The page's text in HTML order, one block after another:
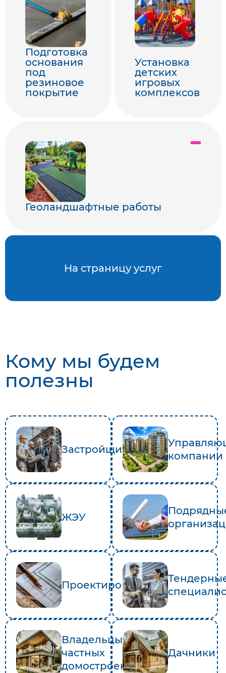
Подготовка
основания
под
резиновое
покрытие
Установка
детских
игровых
комплексов
Геоландшафтные работы
На страницу услуг
Кому мы будем
полезны
Застройщики
компании
ЖЭУ
Проектировщики
Владельцы
частных
домостроений
Дачники